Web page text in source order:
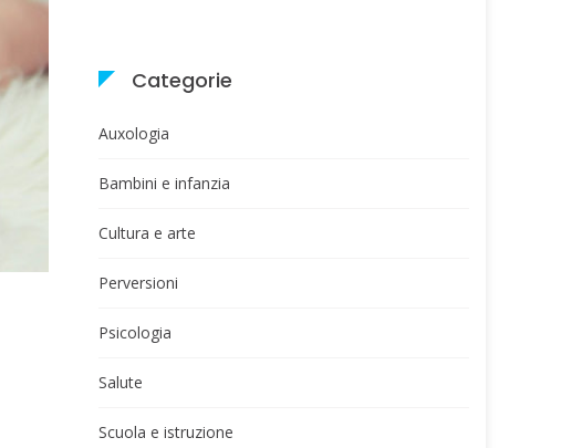
Categorie
Auxologia
Bambini e infanzia
Cultura e arte
Perversioni
Psicologia
Salute
Scuola e istruzione